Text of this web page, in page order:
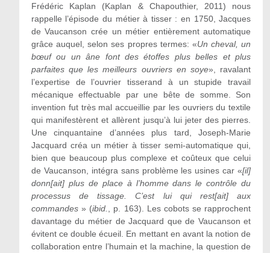
Frédéric Kaplan (Kaplan & Chapouthier, 2011) nous
rappelle l’épisode du métier à tisser : en 1750, Jacques
de Vaucanson crée un métier entièrement automatique
grâce auquel, selon ses propres termes: «Un cheval, un
bœuf ou un âne font des étoffes plus belles et plus
parfaites que les meilleurs ouvriers en soye», ravalant
l’expertise de l’ouvrier tisserand à un stupide travail
mécanique effectuable par une bête de somme. Son
invention fut très mal accueillie par les ouvriers du textile
qui manifestèrent et allèrent jusqu’à lui jeter des pierres.
Une cinquantaine d’années plus tard, Joseph-Marie
Jacquard créa un métier à tisser semi-automatique qui,
bien que beaucoup plus complexe et coûteux que celui
de Vaucanson, intégra sans problème les usines car «[il]
donn[ait] plus de place à l’homme dans le contrôle du
processus de tissage. C’est lui qui rest[ait] aux
commandes» (ibid.
, p. 163). Les cobots se rapprochent
davantage du métier de Jacquard que de Vaucanson et
évitent ce double écueil. En mettant en avant la notion de
collaboration entre l’humain et la machine, la question de